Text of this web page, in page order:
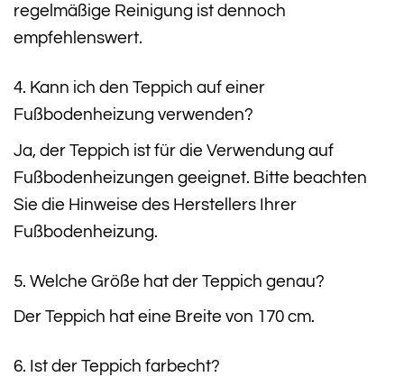
regelmäßige Reinigung ist dennoch
empfehlenswert.
4. Kann ich den Teppich auf einer
Fußbodenheizung verwenden?
Ja, der Teppich ist für die Verwendung auf
Fußbodenheizungen geeignet. Bitte beachten
Sie die Hinweise des Herstellers Ihrer
Fußbodenheizung.
5. Welche Größe hat der Teppich genau?
Der Teppich hat eine Breite von 170 cm.
6. Ist der Teppich farbecht?